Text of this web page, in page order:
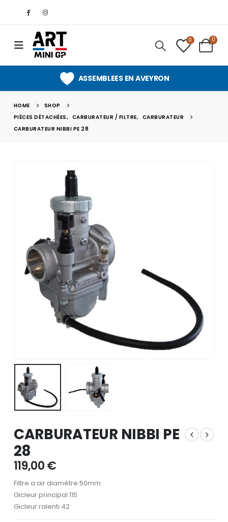
0 0
ASSEMBLEES EN AVEYRON
HOME
SHOP
PIÈCES DÉTACHÉES, CARBURATEUR / FILTRE, CARBURATEUR
CARBURATEUR NIBBI PE 28
CARBURATEUR NIBBI PE
28
119,00€
Filtre a air diamètre 50mm
Gicleur principal 115
Gicleur ralenti 42